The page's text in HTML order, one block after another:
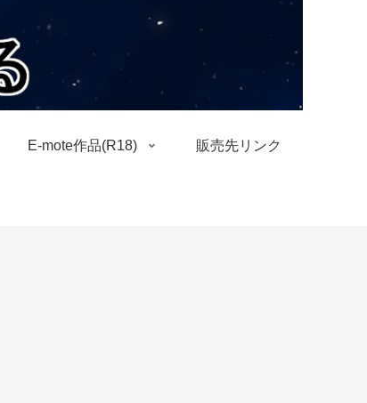
E-mote作品(R18) 販売先リンク